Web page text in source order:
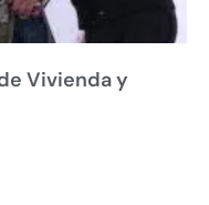
Vivienda y